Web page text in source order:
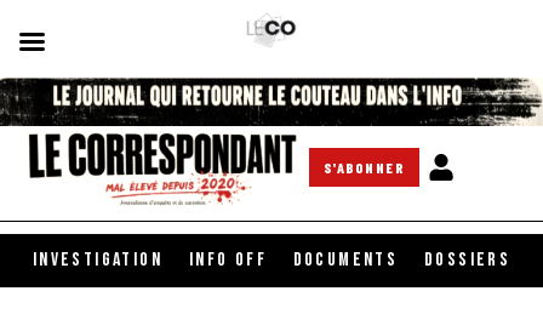
S'ABONNER
INVESTIGATION INFO OFF DOCUMENTS DOSSIERS